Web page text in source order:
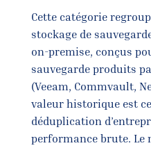
Cette catégorie
stockage de
on-premise, conçus
sauvegarde produits
(Veeam, Commvault,
valeur historique est
déduplication
performance brute. Le